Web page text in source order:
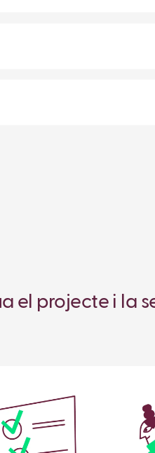
el projecte i la